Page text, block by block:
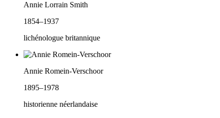
Annie Lorrain Smith
1854–1937
lichénologue britannique
Annie Romein-Verschoor
1895–1978
historienne néerlandaise